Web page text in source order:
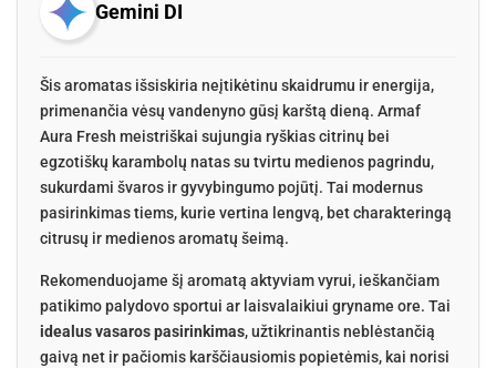
Gemini DI
Šis aromatas išsiskiria neįtikėtinu skaidrumu ir energija,
primenančia vėsų vandenyno gūsį karštą dieną. Armaf
Aura Fresh meistriškai sujungia ryškias citrinų bei
egzotiškų karambolų natas su tvirtu medienos pagrindu,
sukurdami švaros ir gyvybingumo pojūtį. Tai modernus
pasirinkimas tiems, kurie vertina lengvą, bet charakteringą
citrusų ir medienos aromatų šeimą.
Rekomenduojame šį aromatą aktyviam vyrui, ieškančiam
patikimo palydovo sportui ar laisvalaikiui gryname ore. Tai
idealus vasaros pasirinkimas, užtikrinantis neblėstančią
gaivą net ir pačiomis karščiausiomis popietėmis, kai norisi